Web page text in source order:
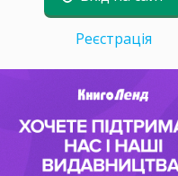
Реєстрація